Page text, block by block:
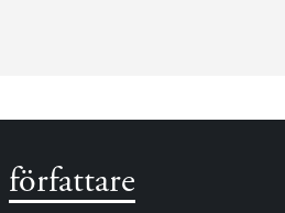
författare